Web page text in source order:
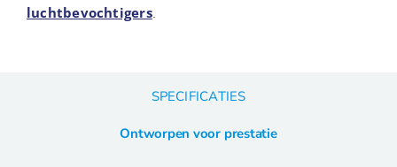
luchtbevochtigers.
SPECIFICATIES
Ontworpen voor prestatie